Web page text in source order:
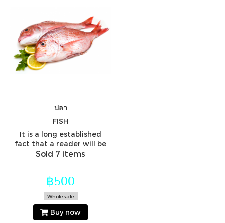
ปลา
FISH
It is a long established
fact that a reader will be
distracted by the
Sold 7 items
฿500
Wholesale
Buy now